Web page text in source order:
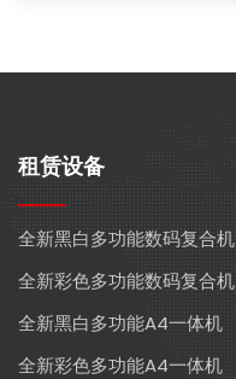
租赁设备
全新黑白多功能数码复合机
全新彩色多功能数码复合机
全新黑白多功能A4一体机
全新彩色多功能A4一体机